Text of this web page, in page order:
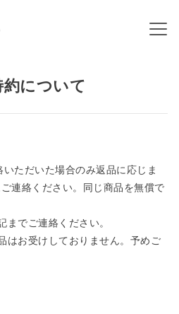
約について
ただいた場合のみ返品に応じま
連絡ください。同じ商品を無償で
でご連絡ください。
はお受けしておりません。予めご